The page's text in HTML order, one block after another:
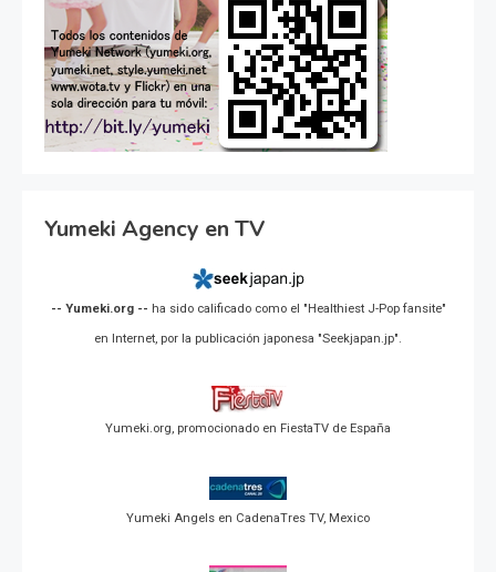
Yumeki Agency en TV
-- Yumeki.org -- ha sido calificado como el "Healthiest J-Pop fansite"
en Internet, por la publicación japonesa "Seekjapan.jp".
Yumeki.org, promocionado en FiestaTV de España
Yumeki Angels en CadenaTres TV, Mexico